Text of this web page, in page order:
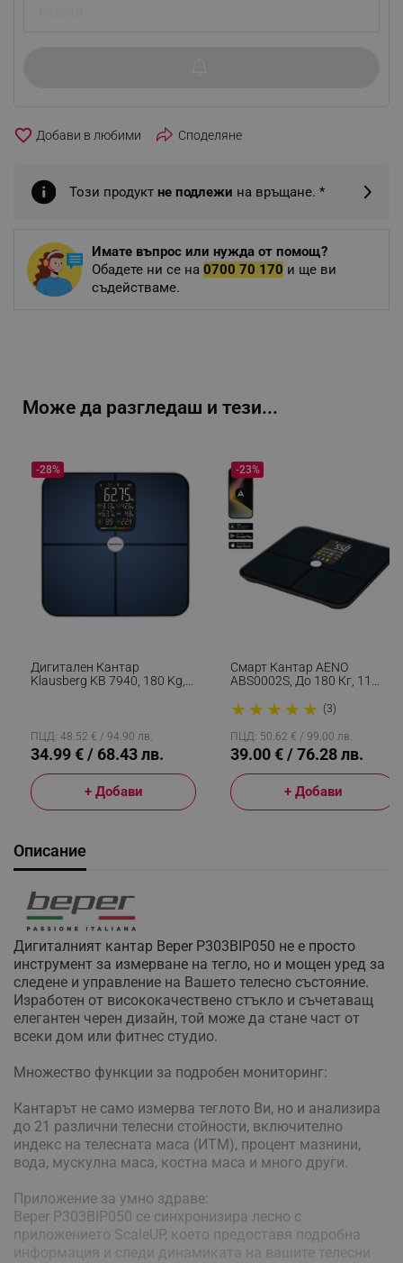
favorite_border Споделяне
Този продукт не подлежи на връщане. *
Имате въпрос или нужда от помощ?
Обадете ни се на 0700 70 170 и ще ви
съдействаме.
Може да разгледаш и тези...
Дигитален Кантар
Klausberg KB 7940, 180 Kg,
-28%
ПЦД: 48.52 € / 94.90 лв.
34.99 € / 68.43 лв.
+ Добави
Смарт Кантар AENO
ABS0002S, До 180 Кг, 11
ИТМ, LED, Закалено ITO
Стъкло, Черен
★ ★ ★ ★ ★ (3)
-23%
ПЦД: 50.62 € / 99.00 лв.
39.00 € / 76.28 лв.
+ Добави
Описание
Дигиталният кантар Beper P303BIP050 не е просто
инструмент за измерване на тегло, но и мощен уред за
следене и управление на Вашето телесно състояние.
Изработен от висококачествено стъкло и съчетаващ
елегантен черен дизайн, той може да стане част от
всеки дом или фитнес студио.
Множество функции за подробен мониторинг:
Кантарът не само измерва теглото Ви, но и анализира
до 21 различни телесни стойности, включително
индекс на телесната маса (ИТМ), процент мазнини,
вода, мускулна маса, костна маса и много други.
Приложение за умно здраве:
Beper P303BIP050 се синхронизира лесно с
приложението ScaleUP, което предоставя подробна
информация и следи динамиката на вашите телесни